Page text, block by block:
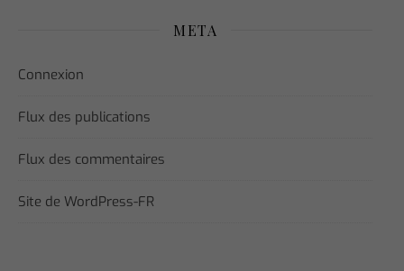
META
Connexion
Flux des publications
Flux des commentaires
Site de WordPress-FR